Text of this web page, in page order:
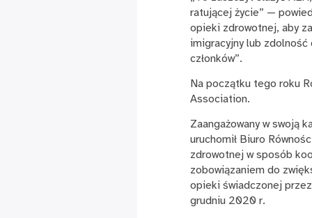
ratującej życie” —
opieki zdrowotnej, aby
imigracyjny lub zdolność
członków”.
Na początku tego roku
Association.
Zaangażowany w swoją
uruchomił Biuro
zdrowotnej w sposób
zobowiązaniem do
opieki świadczonej
grudniu 2020 r.